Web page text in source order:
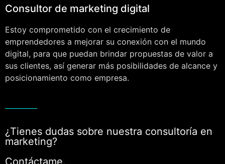
Consultor de marketing digital
Estoy comprometido con el crecimiento de
emprendedores a mejorar su conexión con el mundo
digital, para que puedan brindar propuestas de valor a
sus clientes, así generar más posibilidades de alcance y
posicionamiento como empresa.
¿Tienes dudas sobre nuestra consultoría en
marketing?
Contáctame.